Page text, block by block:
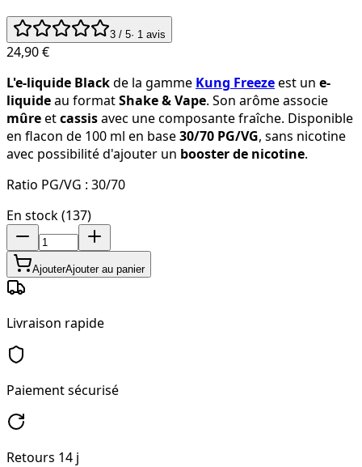
3 / 5· 1 avis
24,90 €
L'e-liquide Blackde la gamme Kung Freezeest un e-
liquideau formatShake & Vape. Son arôme associe
mûreetcassisavec une composante fraîche. Disponible
en flacon de 100 ml en base30/70 PG/VG, sans nicotine
avec possibilité d'ajouter un booster de nicotine.
Ratio PG/VG : 30/70
En stock (137)
AjouterAjouter au panier
Livraison rapide
Paiement sécurisé
Retours 14 j